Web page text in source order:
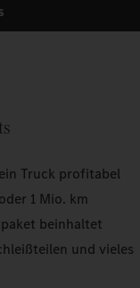
Truck profitabel
1 Mio. km
beinhaltet
und vieles